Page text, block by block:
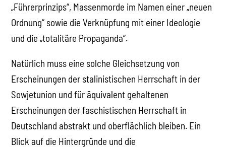
„Führerprinzips“, Massenmorde im Namen einer „neuen
Ordnung“ sowie die Verknüpfung mit einer Ideologie
und die „totalitäre Propaganda“.
Natürlich muss eine solche Gleichsetzung von
Erscheinungen der stalinistischen Herrschaft in der
Sowjetunion und für äquivalent gehaltenen
Erscheinungen der faschistischen Herrschaft in
Deutschland abstrakt und oberflächlich bleiben. Ein
Blick auf die Hintergründe und die